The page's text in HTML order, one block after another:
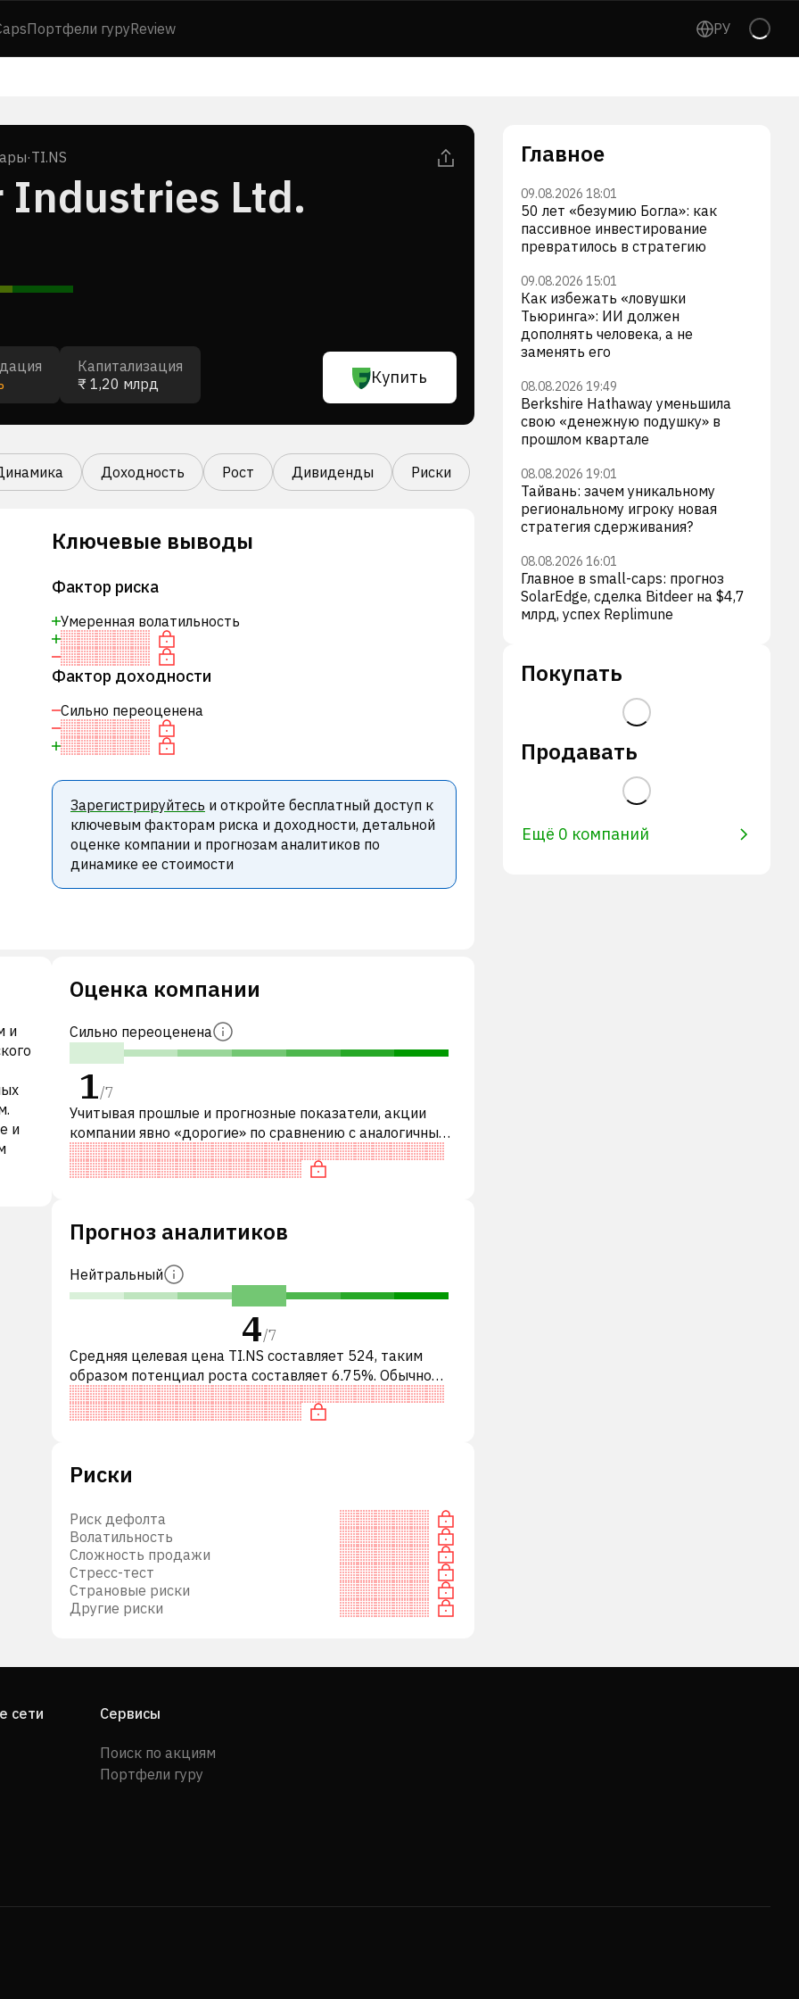
Портфели гуруReview РУ
·TI.NS
Ltd.
Капитализация
₹ 1,20 млрд
Купить
Доходность Рост Дивиденды Риски
Ключевые выводы
Фактор риска
Умеренная волатильность
Фактор доходности
Сильно переоценена
Зарегистрируйтесь и откройте бесплатный доступ к
ключевым факторам риска и доходности, детальной
оценке компании и прогнозам аналитиков по
динамике ее стоимости
и
и
Оценка компании
Сильно переоценена
1/7
Учитывая прошлые и прогнозные показатели, акции
компании явно «дорогие» по сравнению с аналогичными
компаниями. В частности, акция «дорогая» по P/E,
переоценена по EV/EBI
Прогноз аналитиков
Нейтральный
4/7
Средняя целевая цена TI.NS составляет 524, таким
образом потенциал роста составляет 6.75%. Обычно
это означает рекомендацию «ДЕРЖАТЬ» среди
инвестиционных компаний. Эта н
Риски
Риск дефолта
Волатильность
Сложность продажи
Стресс-тест
Страновые риски
Другие риски
Главное
09.08.2026 18:01
50 лет «безумию Богла»: как
пассивное инвестирование
превратилось в стратегию
09.08.2026 15:01
Как избежать «ловушки
Тьюринга»: ИИ должен
дополнять человека, а не
заменять его
08.08.2026 19:49
Berkshire Hathaway уменьшила
свою «денежную подушку» в
прошлом квартале
08.08.2026 19:01
Тайвань: зачем уникальному
региональному игроку новая
стратегия сдерживания?
08.08.2026 16:01
Главное в small-caps: прогноз
SolarEdge, сделка Bitdeer на $4,7
млрд, успех Replimune
Покупать
Продавать
Ещё 0 компаний
сети Сервисы
Поиск по акциям
Портфели гуру